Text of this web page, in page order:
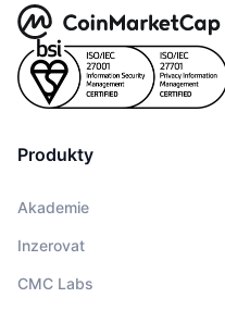
Produkty
Akademie
Inzerovat
CMC Labs